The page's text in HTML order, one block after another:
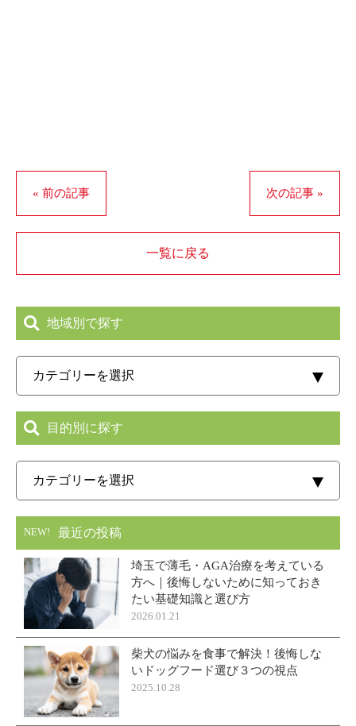
« 前の記事 次の記事 »
一覧に戻る
地域別で探す
目的別に探す
NEW! 最近の投稿
埼玉で薄毛・AGA治療を考えている
方へ｜後悔しないために知っておき
たい基礎知識と選び方
2026.01.21
柴犬の悩みを食事で解決！後悔しな
いドッグフード選び３つの視点
2025.10.28